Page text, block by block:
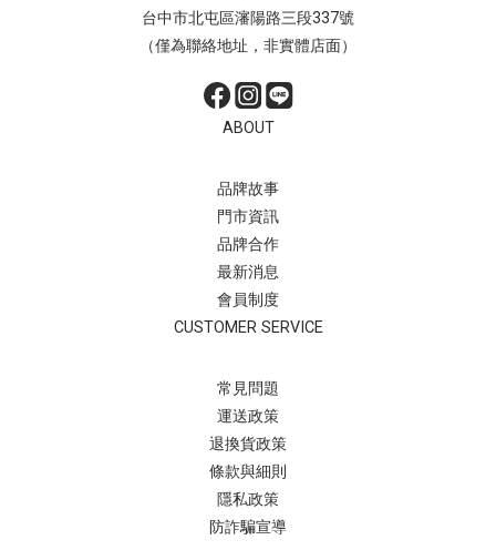
台中市北屯區瀋陽路三段337號
（僅為聯絡地址，非實體店面）
ABOUT
品牌故事
門市資訊
品牌合作
最新消息
會員制度
CUSTOMER SERVICE
常見問題
運送政策
退換貨政策
條款與細則
隱私政策
防詐騙宣導